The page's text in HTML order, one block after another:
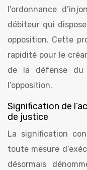
l’ordonnance
débiteur qui
opposition. Cette
rapidité pour le
de la défense du
l’opposition.
Signification de
de justice
La signification
toute mesure
désormais